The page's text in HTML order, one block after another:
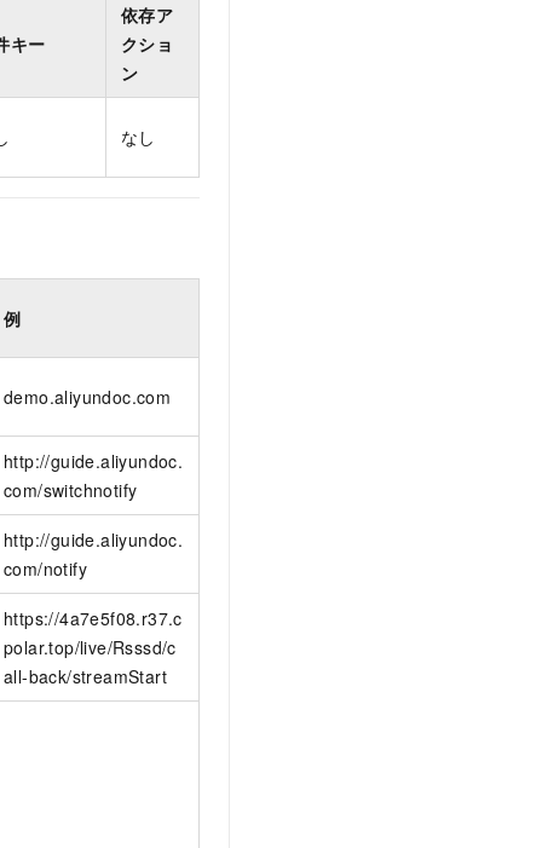
キー
依存ア
クショ
ン
なし
例
demo.aliyundoc.com
http://guide.aliyundoc.
com/switchnotify
http://guide.aliyundoc.
com/notify
https://4a7e5f08.r37.c
polar.top/live/Rsssd/c
all-back/streamStart